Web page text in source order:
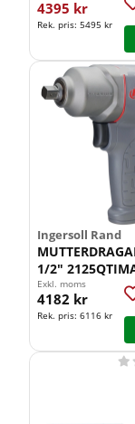
4395 kr
Rek. pris: 5495 kr
Ingersoll Rand
1/2"

Exkl. moms
4182 kr
Rek. pris: 6116 kr
